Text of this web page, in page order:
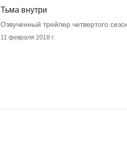
Тьма внутри
Озвученный трейлер четвертого
11 февраля 2018 г.